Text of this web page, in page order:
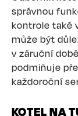
správnou
kontrole také
může být
v záruční
podmiňuje
každoroční
KOTEL NA